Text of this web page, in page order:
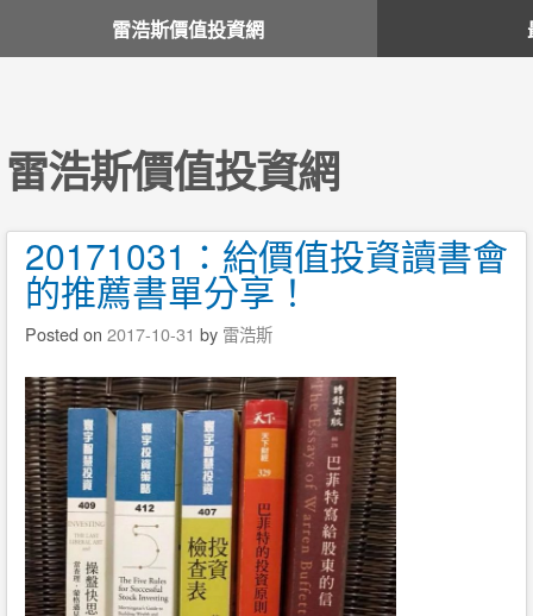
雷浩斯價值投資網
雷浩斯價值投資網
20171031：給價值投資讀書會
的推薦書單分享！
Posted on 2017-10-31 by 雷浩斯